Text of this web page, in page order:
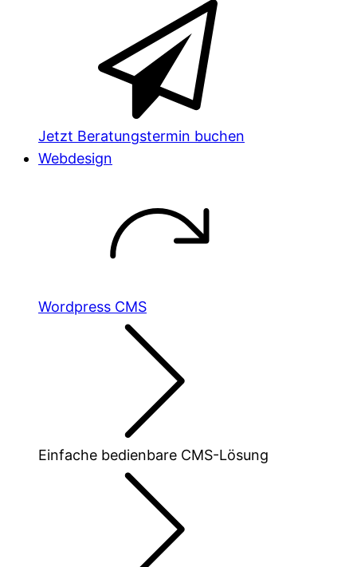
Jetzt Beratungstermin buchen
Webdesign
Wordpress CMS
Einfache bedienbare CMS-Lösung